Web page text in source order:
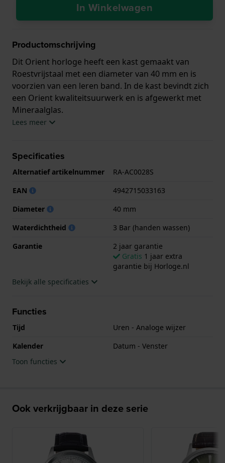
In Winkelwagen
Productomschrijving
Dit Orient horloge heeft een kast gemaakt van
Roestvrijstaal met een diameter van 40 mm en is
voorzien van een leren band. In de kast bevindt zich
een Orient kwaliteitsuurwerk en is afgewerkt met
Mineraalglas.
geleverd met 2 jaar garantie.
Lees meer
Specificaties
Alternatief artikelnummer
RA-AC0028S
EAN
4942715033163
Diameter
40 mm
Waterdichtheid
3 Bar (handen wassen)
Garantie
2 jaar garantie
Gratis 1 jaar extra
garantie bij Horloge.nl
Bekijk alle specificaties
Functies
Tijd
Uren - Analoge wijzer
Kalender
Datum - Venster
Toon functies
Ook verkrijgbaar in deze serie